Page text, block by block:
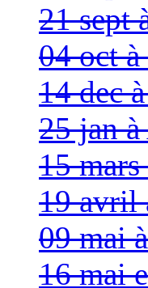
21 sept
04 oct
14 dec
25 jan
15
19 avril
09 mai
16 mai